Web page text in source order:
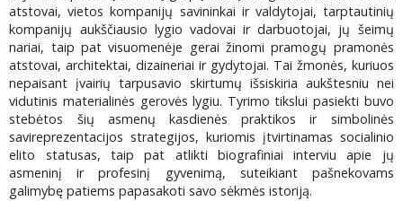
atstovai, vietos kompanijų savininkai ir valdytojai, tarptautinių
kompanijų aukščiausio lygio vadovai ir darbuotojai, jų šeimų
nariai, taip pat visuomenėje gerai žinomi pramogų pramonės
atstovai, architektai, dizaineriai ir gydytojai. Tai žmonės, kuriuos
nepaisant įvairių tarpusavio skirtumų išsiskiria aukštesniu nei
vidutinis materialinės gerovės lygiu. Tyrimo tikslui pasiekti buvo
stebėtos šių asmenų kasdienės praktikos ir simbolinės
savireprezentacijos strategijos, kuriomis įtvirtinamas socialinio
elito statusas, taip pat atlikti biografiniai interviu apie jų
asmeninį ir profesinį gyvenimą, suteikiant pašnekovams
galimybę patiems papasakoti savo sėkmės istoriją.